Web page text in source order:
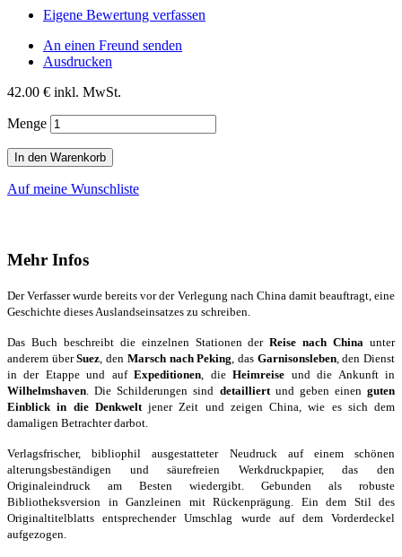
Eigene Bewertung verfassen
An einen Freund senden
Ausdrucken
42.00 € inkl. MwSt.
Menge
In den Warenkorb
Auf meine Wunschliste
Mehr Infos
Der Verfasser wurde bereits vor der Verlegung nach China damit beauftragt, eine
Geschichte dieses Auslandseinsatzes zu schreiben.
Das Buch beschreibt die einzelnen Stationen derReise nach China unter
anderem überSuez , den Marsch nach Peking , das Garnisonsleben, den Dienst
in der Etappe und aufExpeditionen , dieHeimreise und die Ankunft in
Wilhelmshaven . Die Schilderungen sind detailliertund geben einen guten
Einblick in die Denkweltjener Zeit und zeigen China, wie es sich dem
damaligen Betrachter darbot.
Verlagsfrischer, bibliophil ausgestatteter Neudruck auf einem schönen
alterungsbeständigen und säurefreien Werkdruckpapier, das den
Originaleindruck am Besten wiedergibt. Gebunden als robuste
Bibliotheksversion in Ganzleinen mit Rückenprägung. Ein dem Stil des
Originaltitelblatts entsprechender Umschlag wurde auf dem Vorderdeckel
aufgezogen.